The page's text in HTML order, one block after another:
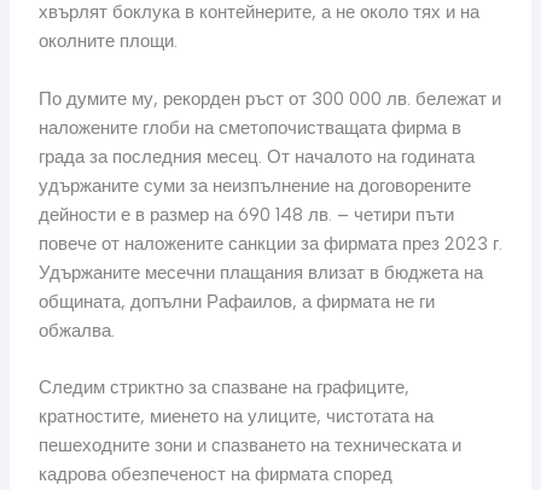
хвърлят боклука в контейнерите, а не около тях и на
околните площи.
По думите му, рекорден ръст от 300 000 лв. бележат и
наложените глоби на сметопочистващата фирма в
града за последния месец. От началото на годината
удържаните суми за неизпълнение на договорените
дейности е в размер на 690 148 лв. – четири пъти
повече от наложените санкции за фирмата през 2023 г.
Удържаните месечни плащания влизат в бюджета на
общината, допълни Рафаилов, а фирмата не ги
обжалва.
Следим стриктно за спазване на графиците,
кратностите, миенето на улиците, чистотата на
пешеходните зони и спазването на техническата и
кадрова обезпеченост на фирмата според